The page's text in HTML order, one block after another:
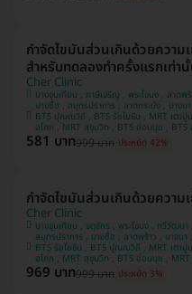
กำจัดไขมันส่วนเกินด้วยควา
สำหรับทดลองทำครั้งแรกเท่า
Cher Clinic
บางขุนเทียน , ภาษีเจริญ , พระโขนง , ลาดพร้าว , จตุจักร , ประเวศ , ทวีวัฒนา ,
บางซื่อ , สมุทรปราการ , ลาดกระบัง , บางนา , คันนายาว , คลองเตย , ราชเทวี ,
ปทุมวัน , บางแค
BTS ปุณณวิถี , BTS รัชโยธิน , MRT เตาปูน , BTS บางนา , BTS อุดมสุข , BTS
581 บาท999 บาท ประหยัด 42%
กำจัดไขมันส่วนเกินด้วยควา
Cher Clinic
บางขุนเทียน , จตุจักร , พระโขนง , ทวีวัฒนา , ประเวศ , ภาษีเจริญ , คันนายาว ,
สมุทรปราการ , บางซื่อ , ลาดพร้าว , บางนา , ราชเทวี , คลองเตย , ปทุมวัน ,
ลาดกระบัง , บางแค
BTS รัชโยธิน , BTS ปุณณวิถี , MRT เตาปูน , BTS บางนา , BTS อุดมสุข , BTS
969 บาท999 บาท ประหยัด 3%